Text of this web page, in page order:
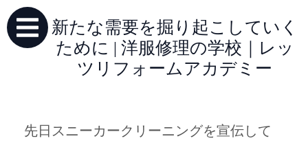
新たな需要を掘り起こしていく
ために | 洋服修理の学校｜レッ
ツリフォームアカデミー
先日スニーカークリーニングを宣伝して